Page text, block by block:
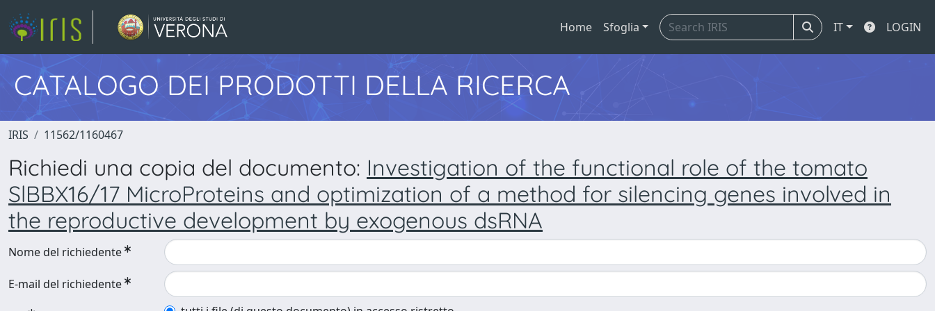
Home Sfoglia IT LOGIN
CATALOGO DEI PRODOTTI DELLA RICERCA
IRIS 11562/1160467
Richiedi una copia del documento: Investigation of the functional role of the tomato
SlBBX16/17 MicroProteins and optimization of a method for silencing genes involved in
the reproductive development by exogenous dsRNA
Nome del richiedente
E-mail del richiedente